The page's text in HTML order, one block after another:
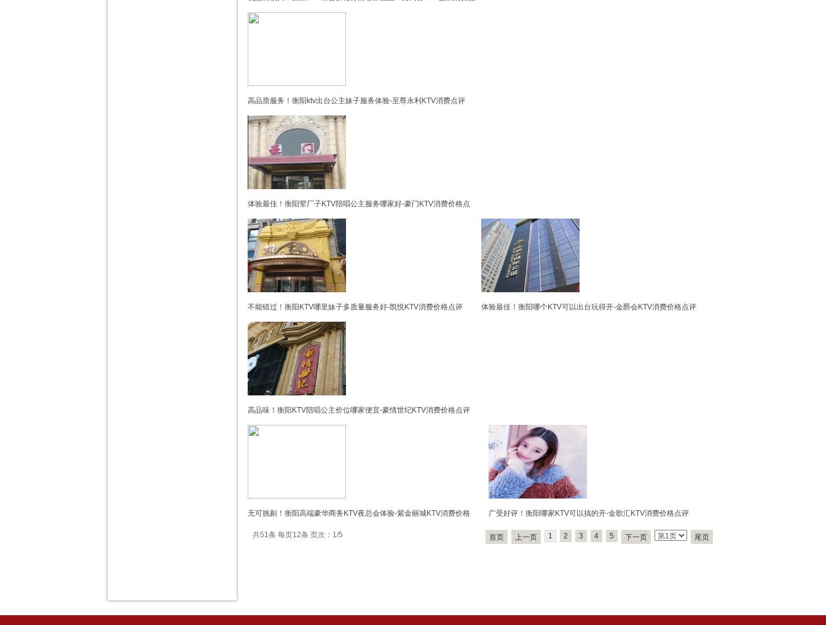
高品质服务！衡阳ktv出台公主妹子服务体验-至尊永利KTV消费点评
体验最佳！衡阳荤厂子KTV陪唱公主服务哪家好-豪门KTV消费价格点
不能错过！衡阳KTV哪里妹子多质量服务好-凯悦KTV消费价格点评 体验最佳！衡阳哪个KTV可以出台玩得开-金爵会KTV消费价格点评
高品味！衡阳KTV陪唱公主价位哪家便宜-豪情世纪KTV消费价格点评
无可挑剔！衡阳高端豪华商务KTV夜总会体验-紫金丽城KTV消费价格 广受好评！衡阳哪家KTV可以搞的开-金歌汇KTV消费价格点评
共51条 每页12条 页次：1/5 首页 上一页 1 2 3 4 5 下一页 尾页